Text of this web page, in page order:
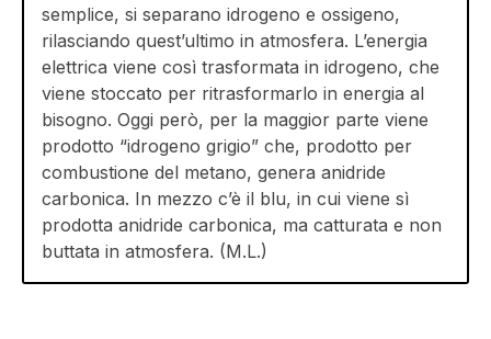
semplice, si separano idrogeno e ossigeno,
rilasciando quest’ultimo in atmosfera. L’energia
elettrica viene così trasformata in idrogeno, che
viene stoccato per ritrasformarlo in energia al
bisogno. Oggi però, per la maggior parte viene
prodotto “idrogeno grigio” che, prodotto per
combustione del metano, genera anidride
carbonica. In mezzo c’è il blu, in cui viene sì
prodotta anidride carbonica, ma catturata e non
buttata in atmosfera. (M.L.)